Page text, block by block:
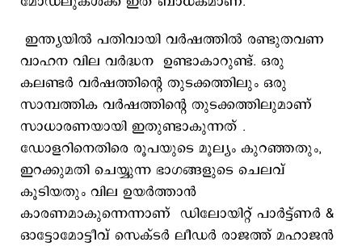
ഇന്ത്യയിൽ പതിവായി വർഷത്തിൽ രണ്ടുതവണ
വാഹന വില വർദ്ധന ഉണ്ടാകാറുണ്ട്. ഒരു
കലണ്ടർ വർഷത്തിന്‍റെ തുടക്കത്തിലും ഒരു
സാമ്പത്തിക വർഷത്തിന്‍റെ തുടക്കത്തിലുമാണ്
സാധാരണയായി ഇതുണ്ടാകുന്നത് .
ഡോളറിനെതിരെ രൂപയുടെ മൂല്യം കുറഞ്ഞതും,
ഇറക്കുമതി ചെയ്യുന്ന ഭാഗങ്ങളുടെ ചെലവ്
കൂടിയതും വില ഉയര്‍ത്താന്‍
കാരണമാകുന്നെന്നാണ് ഡിലോയിറ്റ് പാർട്ട്‌ണര്‍ &
ഓട്ടോമോട്ടീവ് സെക്‌ടർ ലീഡർ രാജത്ത് മഹാജൻ